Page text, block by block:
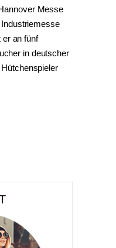
Messe
er an fünf
in deutscher